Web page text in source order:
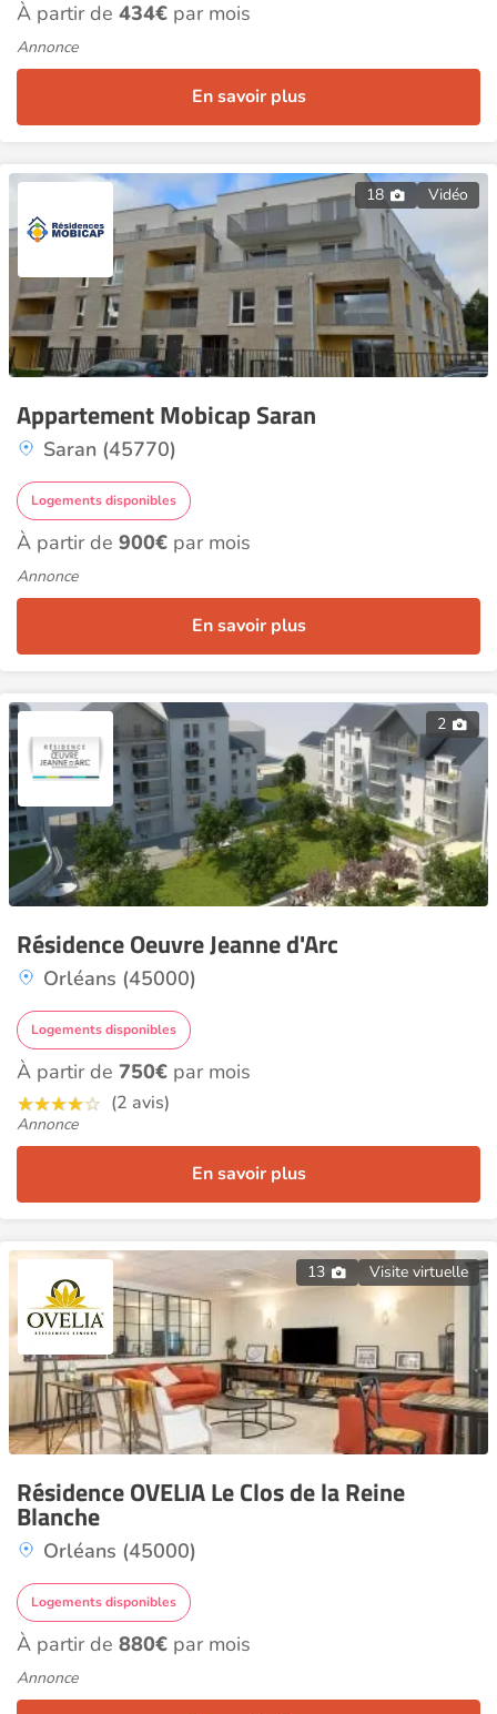
À partir de 434€ par mois
Annonce
En savoir plus
18 Vidéo
Appartement Mobicap Saran
Saran (45770)
Logements disponibles
À partir de 900€ par mois
Annonce
En savoir plus
2
Résidence Oeuvre Jeanne d'Arc
Orléans (45000)
Logements disponibles
À partir de 750€ par mois
(2 avis)
Annonce
En savoir plus
13 Visite virtuelle
Résidence OVELIA Le Clos de la Reine
Blanche
Orléans (45000)
Logements disponibles
À partir de 880€ par mois
Annonce